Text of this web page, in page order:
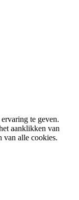
te geven.
aanklikken van
van alle cookies.